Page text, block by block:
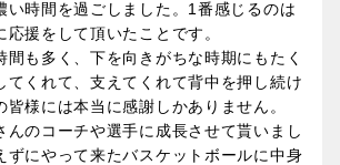
い時間を過ごしました。1番感じるのは
応援をして頂いたことです。
も多く、下を向きがちな時期にもたく
てくれて、支えてくれて背中を押し続け
様には本当に感謝しかありません。
のコーチや選手に成長させて貰いまし
ずにやって来たバスケットボールに中身